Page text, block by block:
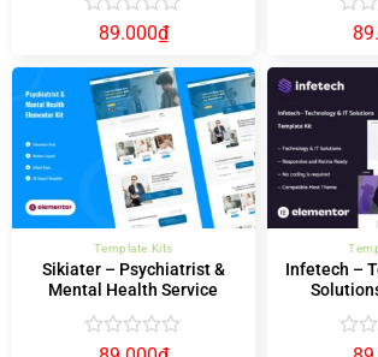
Được
hạng
0
5
sao
89.000₫
hạng
0
5
Template Kits
Sikiater – Psychiatrist &
Mental Health Service
Được
Infetech –